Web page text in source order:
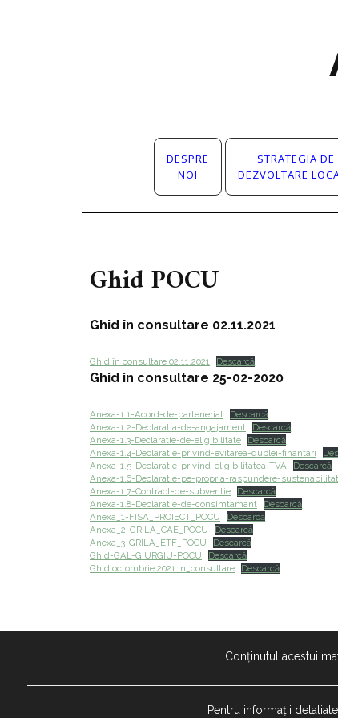
DESPRE
NOI
STRATEGIA DE
DEZVOLTARE
Ghid POCU
Ghid în consultare 02.11.2021
Ghid în consultare 02.11.2021 Descarcă
Ghid in consultare 25-02-2020
Anexa-1.1-Acord-de-parteneriat
Descarcă
Anexa-1.2-Declaratia-de-angajament
Descarcă
Anexa-1.3-Declaratie-de-eligibilitate
Descarcă
Anexa-1.4-Declaratie-privind-evitarea-dublei-finantari
Anexa-1.5-Declaratie-privind-eligibilitatea-TVA
Descarcă
Anexa-1.6-Declaratie-pe-propria-raspundere-
Anexa-1.7-Contract-de-subventie
Descarcă
Anexa-1.8-Declaratie-de-consimtamant
Descarcă
Anexa_1-FISA_PROIECT_POCU
Descarcă
Anexa_2-GRILA_CAE_POCU
Descarcă
Anexa_3-GRILA_ETF_POCU
Descarcă
Ghid-GAL-GIURGIU-POCU
Descarcă
Ghid octombrie 2021 in_consultare
Descarcă
Conținutul acestui
Pentru informații